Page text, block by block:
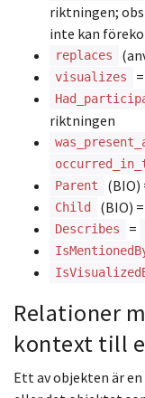
riktningen;
inte kan
replaces
visualizes =
riktningen
Parent (BIO)
Child (BIO) =
Describes =
Relationer
kontext till
Ett av objekten är